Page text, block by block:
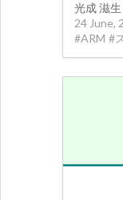
光成 滋生
24 June,
#ARM #